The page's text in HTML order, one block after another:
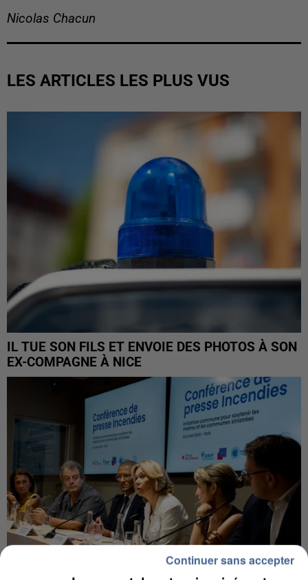
Nicolas Chacun
LES ARTICLES LES PLUS VUS
IL TUE SON FILS ET ENVOIE DES PHOTOS À SON
EX-COMPAGNE À NICE
Continuer sans accepter